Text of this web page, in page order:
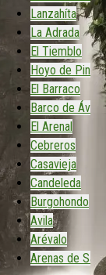
Lanzahíta
La Adrada
El Tiemblo
Hoyo de
El Barraco
Barco de Ávila
El Arenal
Cebreros
Casavieja
Candeleda
Burgohondo
Avila
Arévalo
Arenas de San